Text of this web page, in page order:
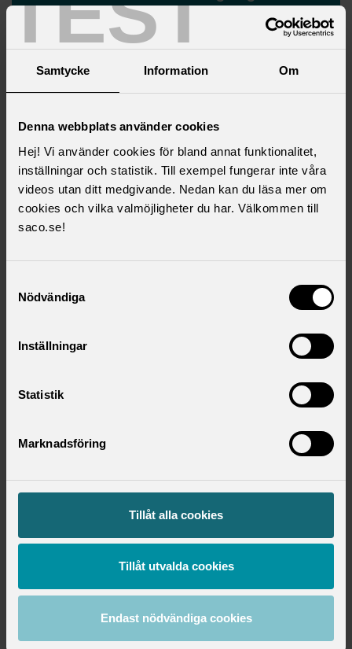
Samtycke Information Om
Denna webbplats använder cookies
Hej! Vi använder cookies för bland annat funktionalitet,
inställningar och statistik. Till exempel fungerar inte våra
videos utan ditt medgivande. Nedan kan du läsa mer om
cookies och vilka valmöjligheter du har. Välkommen till
saco.se!
Nödvändiga
Inställningar
Statistik
Marknadsföring
Tillåt alla cookies
Tillåt utvalda cookies
Endast nödvändiga cookies
viktigt på kongressen
Colin Andersson valdes till ny ordförande för Saco
Aktuella artiklar